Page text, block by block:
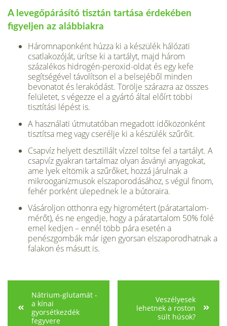
A levegőpárásító tisztán tar­tása érdekében
figyeljen az alábbiakra
Háromnaponként húzza ki a készülék hálózati
csatlakozó­ját, ürítse ki a tar­tályt, majd három
százalékos hidrogén-peroxid-oldat és egy kefe
segítsé­gével távolítson el a belsejéből min­den
bevonatot és lerakódást. Töröl­je szárazra az összes
felületet, s végezze el a gyár­tó által előírt többi
tisztítási lépést is.
A használati útmutatóban megadott időközönként
tisztít­sa meg vagy cserélje ki a ké­szülék szűrőit.
Csapvíz helyett desztillált vízzel töltse fel a tartályt. A
csapvíz gyakran tartalmaz olyan ásványi anyagokat,
ame lyek eltömik a szűrőket, hozzá járulnak a
mikrooganizmusok elszaporodásához, s végül fi­nom,
fehér porként ülepednek le a bútoraira.
Vásároljon otthonra egy higrométert (páratartalom­
mérőt), és ne engedje, hogy a páratartalom 50% fölé
emel kedjen – ennél több pára ese­tén a
penészgombák már igen gyorsan elszaporodhatnak a
falakon és másutt is.
Nátrium-glutamát -
a kínai
gyorsétkezdék
fegyvere
Veszélyesek
lehetnek a roston
sült húsok?